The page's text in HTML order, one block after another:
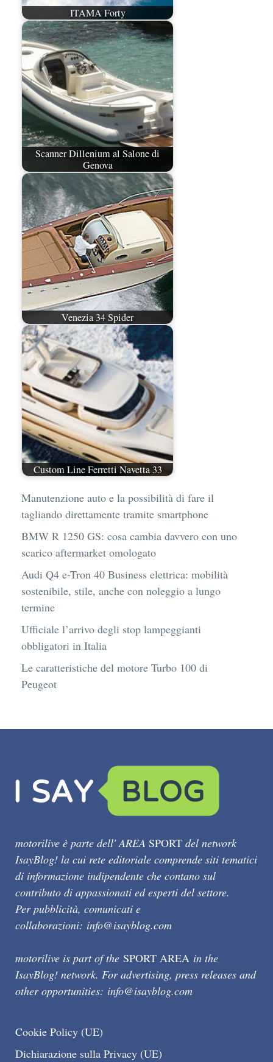
ITAMA Forty
Scanner Dillenium al Salone di
Genova
Venezia 34 Spider
Custom Line Ferretti Navetta 33
Manutenzione auto e la possibilità di fare il
tagliando direttamente tramite smartphone
BMW R 1250 GS: cosa cambia davvero con uno
scarico aftermarket omologato
Audi Q4 e-Tron 40 Business elettrica: mobilità
sostenibile, stile, anche con noleggio a lungo
termine
Ufficiale l’arrivo degli stop lampeggianti
obbligatori in Italia
Le caratteristiche del motore Turbo 100 di
Peugeot
motorilive è parte dell' AREA SPORT del network
IsayBlog! la cui rete editoriale comprende siti tematici
di informazione indipendente che contano sul
contributo di appassionati ed esperti del settore.
Per pubblicità, comunicati e
collaborazioni: info@isayblog.com
motorilive is part of the SPORT AREA in the
IsayBlog! network. For advertising, press releases and
other opportunities: info@isayblog.com
Cookie Policy (UE)
Dichiarazione sulla Privacy (UE)